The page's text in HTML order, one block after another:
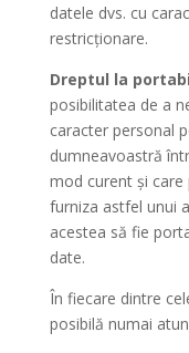
datele dvs. cu
restricționare.
Dreptul la
posibilitatea de a
caracter personal
dumneavoastră
mod curent și
furniza astfel unui
acestea să fie
date.
În fiecare dintre
posibilă numai